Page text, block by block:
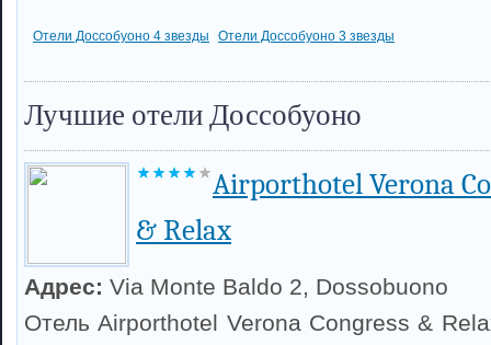
Отели Доссобуоно 4 звезды Отели Доссобуоно 3 звезды
Лучшие отели Доссобуоно
Airporthotel Verona
& Relax
Адрес: Via Monte Baldo 2, Dossobuono
Отель Airporthotel Verona Congress &